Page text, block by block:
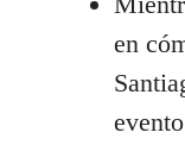
en